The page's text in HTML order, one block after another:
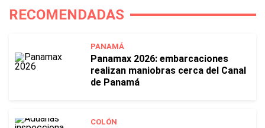
RECOMENDADAS
PANAMÁ
Panamax 2026: embarcaciones
realizan maniobras cerca del Canal
de Panamá
COLÓN